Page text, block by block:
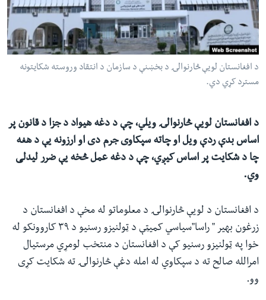
شئ
لټون
ځای
لاړ
له مونږ سره په تماس کې پاتې شئ
ژبې
د افغانستان لویې څارنوالۍ د بخښنې د سازمان د انتقاد وروسته شکایتونه
مسترد کړي دي.
د افغانستان لویې څارنوالۍ ویلي، چې د دغه هیواد د جزا د قانون پر
اساس بدې ردې ویل او چاته سپکاوی جرم دی او ارزونه یې د هغه
چا د شکایت پر اساس کیږي، چې د دغه عمل څخه یې ضرر لیدلی
وي.
د افغانستان د لویې څارنوالۍ د معلوماتو له مخې د افغانستان د
زرغون بهیر " راسا"سیاسي کمیټې د ټولنیزو رسنیو د ۳۹ کاروونکو له
خوا په ټولنیزو رسنیو کې د افغانستان د منتخب لومړي مرستیال
امرالله صالح ته د سپکاوي له امله دغې څارنوالۍ ته شکایت کړی
وو.